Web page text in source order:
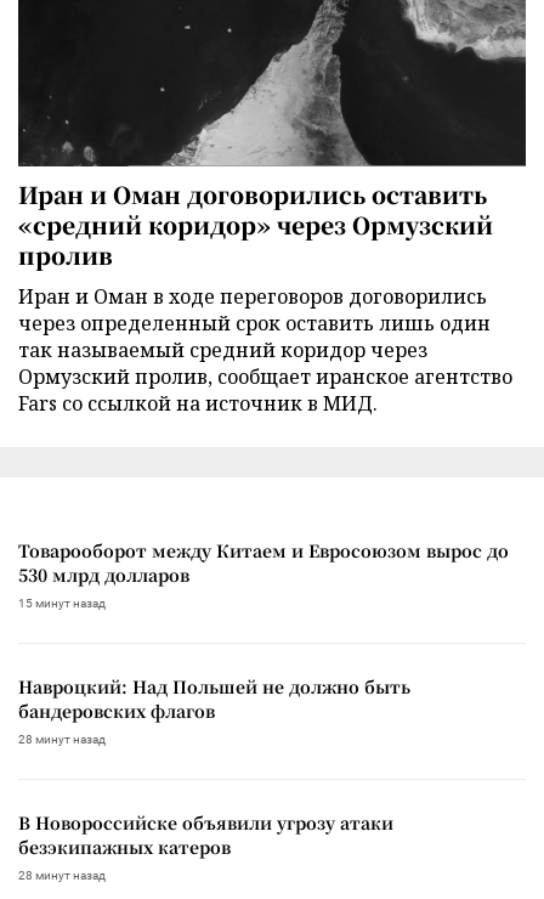
Иран и Оман договорились оставить
«средний коридор» через Ормузский
пролив
Иран и Оман в ходе переговоров договорились
через определенный срок оставить лишь один
так называемый средний коридор через
Ормузский пролив, сообщает иранское агентство
Fars со ссылкой на источник в МИД.
Товарооборот между Китаем и Евросоюзом вырос до
530 млрд долларов
15 минут назад
Навроцкий: Над Польшей не должно быть
бандеровских флагов
28 минут назад
В Новороссийске объявили угрозу атаки
безэкипажных катеров
28 минут назад